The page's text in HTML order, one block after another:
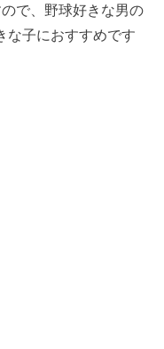
で、野球好きな男の
な子におすすめです